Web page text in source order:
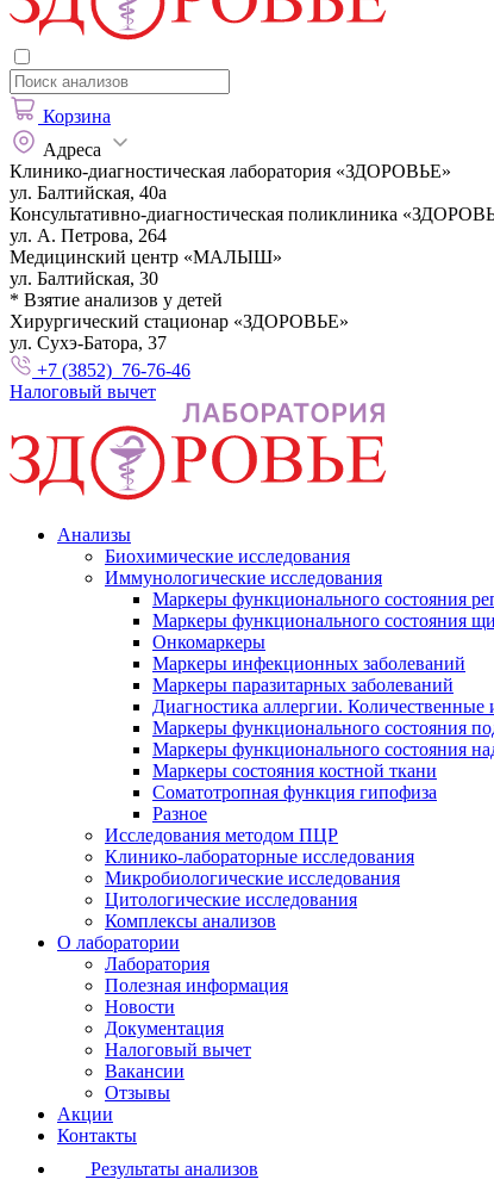
Корзина
Адреса
Клинико-диагностическая лаборатория «ЗДОРОВЬЕ»
ул. Балтийская, 40а
Консультативно-диагностическая поликлиника
ул. А. Петрова, 264
Медицинский центр «МАЛЫШ»
ул. Балтийская, 30
* Взятие анализов у детей
Хирургический стационар «ЗДОРОВЬЕ»
ул. Сухэ-Батора, 37
+7 (3852) 76-76-46
Налоговый вычет
Анализы
Биохимические исследования
Иммунологические исследования
Маркеры функционального состояния
Маркеры функционального состояния
Онкомаркеры
Маркеры инфекционных заболеваний
Маркеры паразитарных заболеваний
Диагностика аллергии.
Маркеры функционального состояния
Маркеры функционального состояния
Маркеры состояния костной ткани
Соматотропная функция гипофиза
Разное
Исследования методом ПЦР
Клинико-лабораторные исследования
Микробиологические исследования
Цитологические исследования
Комплексы анализов
О лаборатории
Лаборатория
Полезная информация
Новости
Документация
Налоговый вычет
Вакансии
Отзывы
Акции
Контакты
Результаты анализов